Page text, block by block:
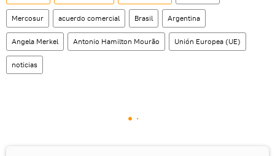
Mercosur acuerdo comercial Brasil Argentina
Angela Merkel Antonio Hamilton Mourão Unión Europea (UE)
noticias